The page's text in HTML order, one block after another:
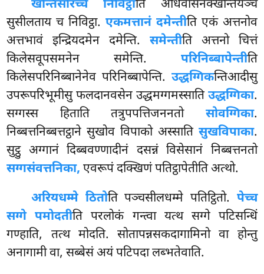
खन्तिसोरच्चे निविट्ठाति अधिवासनक्खन्तियञ्च
सुसीलताय च निविट्ठा. एकमत्तानं दमेन्तीति एकं अत्तनोव
अत्तभावं इन्द्रियदमेन दमेन्ति. समेन्तीति अत्तनो चित्तं
किलेसवूपसमनेन समेन्ति. परिनिब्बापेन्तीति
किलेसपरिनिब्बानेनेव परिनिब्बापेन्ति. उद्धग्गिकन्तिआदीसु
उपरूपरिभूमीसु फलदानवसेन उद्धमग्गमस्सातिउद्धग्गिका.
सग्गस्स हिताति तत्रुपपत्तिजननतो सोवग्गिका.
निब्बत्तनिब्बत्तट्ठाने सुखोव विपाको अस्साति सुखविपाका.
सुट्ठु अग्गानं दिब्बवण्णादीनं दसन्नं विसेसानं निब्बत्तनतो
सग्गसंवत्तनिका, एवरूपं दक्खिणं पतिट्ठापेतीति अत्थो.
अरियधम्मे ठितोति पञ्चसीलधम्मे पतिट्ठितो. पेच्च
सग्गे पमोदतीति परलोकं गन्त्वा यत्थ सग्गे पटिसन्धिं
गण्हाति, तत्थ मोदति. सोतापन्नसकदागामिनो वा होन्तु
अनागामी वा, सब्बेसं अयं पटिपदा लब्भतेवाति.